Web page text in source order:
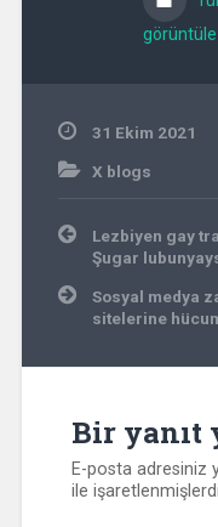
görüntüle
31 Ekim 2021
X blogs
Yazı
gezinmesi
Lezbiyen gay
Şugar
Sosyal medya
sitelerine
Bir yanıt
E-posta adresiniz
ile